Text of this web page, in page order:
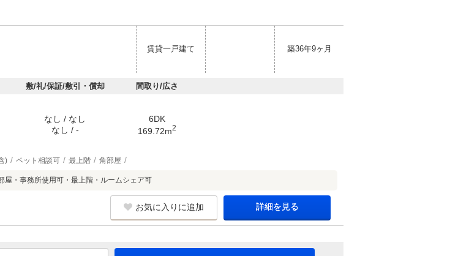
賃貸一戸建て 築36年9ヶ月
敷/礼/保証/敷引・償却 間取り/広さ
なし / なし
なし / -
6DK
169.72m2
) ペット相談可 最上階 角部屋
屋・事務所使用可・最上階・ルームシェア可
お気に入りに追加 詳細を見る